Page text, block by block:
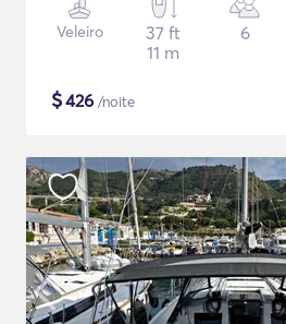
Veleiro
37 ft
11 m
6
$426 /noite